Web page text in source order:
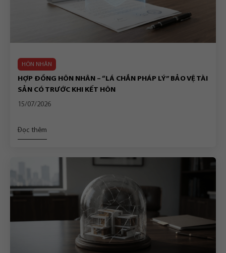
HÔN NHÂN
HỢP ĐỒNG HÔN NHÂN – “LÁ CHẮN PHÁP LÝ” BẢO VỆ TÀI
SẢN CÓ TRƯỚC KHI KẾT HÔN
15/07/2026
Đọc thêm